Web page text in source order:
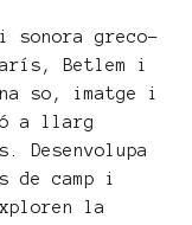
greco-
Betlem i
so, imatge i
a llarg
Desenvolupa
de camp i
la